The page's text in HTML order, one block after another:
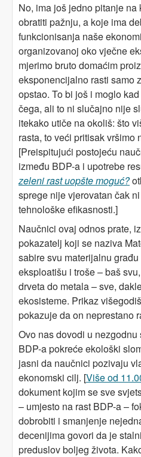
No, ima još jedno pitanje na
obratiti pažnju, a koje ima
funkcionisanja naše
organizovanoj oko vječne
mjerimo bruto domaćim
eksponencijalno rasti samo
opstao. To bi još i moglo
čega, ali to ni slučajno nije
itekako utiče na okoliš: što
rasta, to veći pritisak vršimo
[Preispitujući postojeću
između BDP-a i upotrebe
zeleni rast uopšte moguć?
sprege nije vjerovatan čak
tehnološke efikasnosti.]
Naučnici ovaj odnos prate,
pokazatelj koji se naziva
sabire svu materijalnu
eksploatišu i troše – baš
drveta do metala – sve,
ekosisteme. Prikaz
pokazuje da on neprestano
Ovo nas dovodi u
BDP-a pokreće ekološki
jasni da naučnici pozivaju
ekonomski cilj. [Više od
dokument kojim se sve
– umjesto na rast BDP-a –
dobrobiti i smanjenje
decenijima govori da je
preduslov boljeg života.